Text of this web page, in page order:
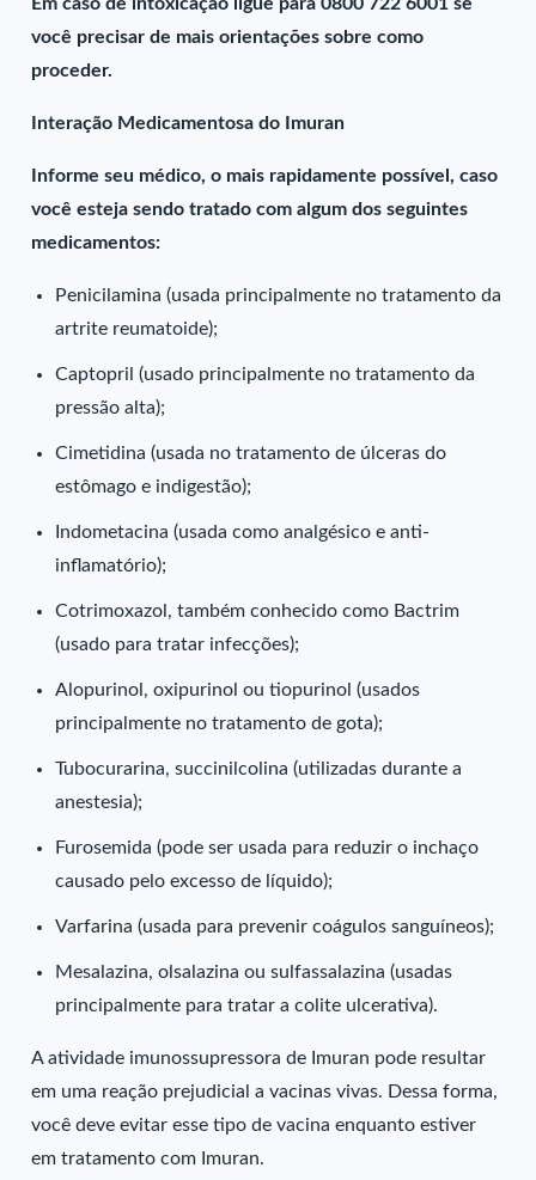
você precisar de mais orientações sobre como
proceder.
Interação Medicamentosa do Imuran
Informe seu médico, o mais rapidamente possível, caso
você esteja sendo tratado com algum dos seguintes
medicamentos:
Penicilamina (usada principalmente no tratamento da
artrite reumatoide);
Captopril (usado principalmente no tratamento da
pressão alta);
Cimetidina (usada no tratamento de úlceras do
estômago e indigestão);
Indometacina (usada como analgésico e anti-
inflamatório);
Cotrimoxazol, também conhecido como Bactrim
(usado para tratar infecções);
Alopurinol, oxipurinol ou tiopurinol (usados
principalmente no tratamento de gota);
Tubocurarina, succinilcolina (utilizadas durante a
anestesia);
Furosemida (pode ser usada para reduzir o inchaço
causado pelo excesso de líquido);
Varfarina (usada para prevenir coágulos sanguíneos);
Mesalazina, olsalazina ou sulfassalazina (usadas
principalmente para tratar a colite ulcerativa).
A atividade imunossupressora de Imuran pode resultar
em uma reação prejudicial a vacinas vivas. Dessa forma,
você deve evitar esse tipo de vacina enquanto estiver
em tratamento com Imuran.